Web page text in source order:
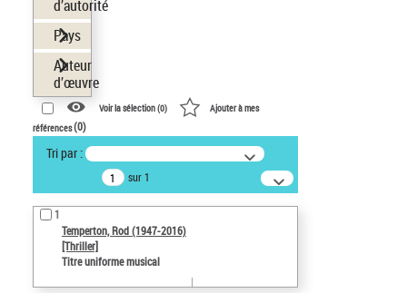
d’autorité
Pays
Auteur
d’œuvre
Voir la sélection (0)
Ajouter à mes
références(0)
Tri par :
sur 1
1
Temperton, Rod (1947-2016)
[Thriller]
Titre uniforme musical